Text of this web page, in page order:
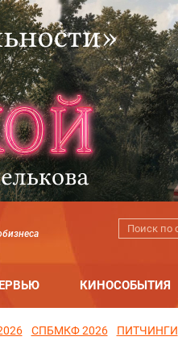
КИНОСОБЫТИЯ
СПБМКФ 2026 ПИТЧИНГИ